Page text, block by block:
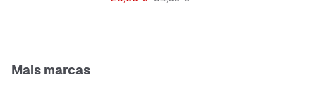
Mais marcas